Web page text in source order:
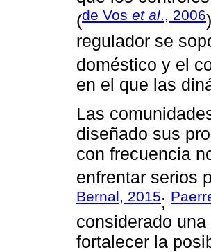
(de Vos et al., 2006
regulador se
doméstico y el
en el que las
Las
diseñado sus
con frecuencia
enfrentar serios
Bernal, 2015;
considerado una
fortalecer la